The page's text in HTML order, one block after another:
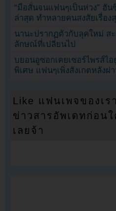
“มือสั่นจนแฟนๆเป็นห่วง” ฮัน
ล่าสุด ทำหลายคนสงสัยเรื่อง
นานะปรากฏตัวกับลุคใหม่ ส
ลักษณ์ที่เปลี่ยนไป
บยอนอูซอกเคยเซอร์ไพรส์ไอ
พิเศษ แฟนๆเพิ่งสังเกตหลังผ่
Like แฟนเพจของเร
ข่าวสารอัพเดทก่อน
เลยจ้า